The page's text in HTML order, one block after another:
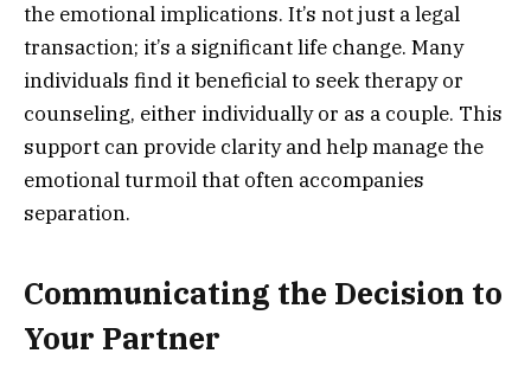
the emotional implications. It’s not just a legal
transaction; it’s a significant life change. Many
individuals find it beneficial to seek therapy or
counseling, either individually or as a couple. This
support can provide clarity and help manage the
emotional turmoil that often accompanies
separation.
Communicating the Decision to
Your Partner